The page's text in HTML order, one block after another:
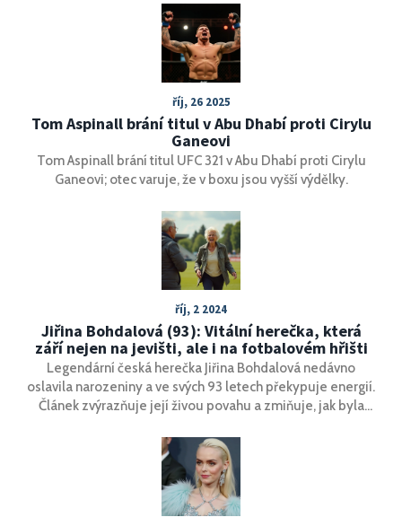
zákulisí sexuálního byznysu.
říj, 26 2025
Tom Aspinall brání titul v Abu Dhabí proti Cirylu
Ganeovi
Tom Aspinall brání titul UFC 321 v Abu Dhabí proti Cirylu
Ganeovi; otec varuje, že v boxu jsou vyšší výdělky.
říj, 2 2024
Jiřina Bohdalová (93): Vitální herečka, která
září nejen na jevišti, ale i na fotbalovém hřišti
Legendární česká herečka Jiřina Bohdalová nedávno
oslavila narozeniny a ve svých 93 letech překypuje energií.
Článek zvýrazňuje její živou povahu a zmiňuje, jak byla
nezničitelný duch. V článku se také krátce poukazuje na
její interakci s Karlem Gottem.